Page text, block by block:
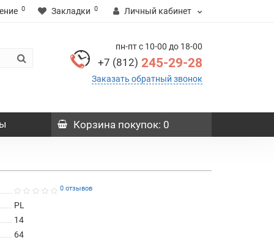
0 Закладки 0 Личный кабинет
пн-пт с 10-00 до 18-00
+7 (812) 245-29-28
Заказать обратный звонок
Корзина покупок: 0
0 отзывов
PL
14
64